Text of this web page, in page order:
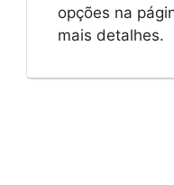
opções na
mais detalhes.